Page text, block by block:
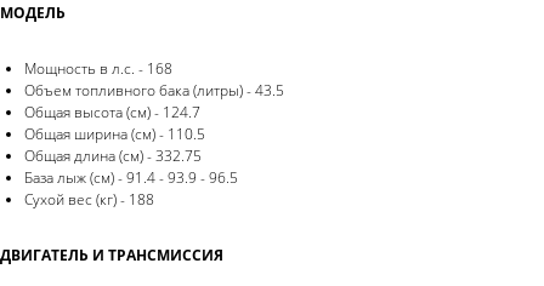
МОДЕЛЬ
Мощность в л.с. - 168
Объем топливного бака (литры) - 43.5
Общая высота (см) - 124.7
Общая ширина (см) - 110.5
Общая длина (см) - 332.75
База лыж (см) - 91.4 - 93.9 - 96.5
Сухой вес (кг) - 188
ДВИГАТЕЛЬ И ТРАНСМИССИЯ